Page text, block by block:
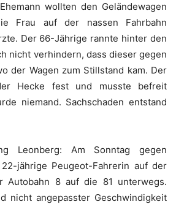
wollten den Geländewagen
Frau auf der nassen Fahrbahn
Der 66-Jährige rannte hinter den
nicht verhindern, dass dieser gegen
der Wagen zum Stillstand kam. Der
Hecke fest und musste befreit
niemand. Sachschaden entstand
Leonberg: Am Sonntag gegen
jährige Peugeot-Fahrerin auf der
Autobahn 8 auf die 81 unterwegs.
nicht angepasster Geschwindigkeit